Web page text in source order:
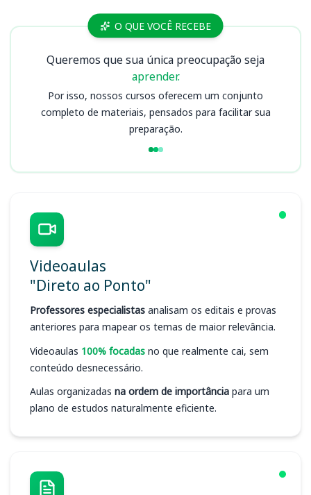
Cursos O QUE VOCÊ RECEBE
Queremos que sua única preocupação seja
aprender.
Por isso, nossos cursos oferecem um conjunto
completo de materiais, pensados para facilitar sua
preparação.
Videoaulas
"Direto ao Ponto"
Professores especialistas analisam os editais e provas
anteriores para mapear os temas de maior relevância.
Videoaulas 100% focadas no que realmente cai, sem
conteúdo desnecessário.
Aulas organizadas na ordem de importância para um
plano de estudos naturalmente eficiente.